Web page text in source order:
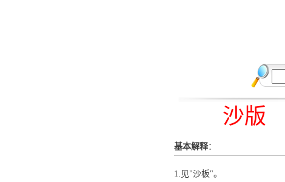
沙版
基本解释：
1.见"沙板"。